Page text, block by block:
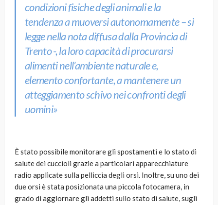
condizioni fisiche degli animali e la
tendenza a muoversi autonomamente –si
legge nella nota diffusa dalla Provincia di
Trento-, la loro capacità di procurarsi
alimenti nell’ambiente naturale e,
elemento confortante, a mantenere un
atteggiamento schivo nei confronti degli
uomini»
È stato possibile monitorare gli spostamenti e lo stato di
salute dei cuccioli grazie a particolari apparecchiature
radio applicate sulla pelliccia degli orsi. Inoltre, su uno dei
due orsi è stata posizionata una piccola fotocamera, in
grado di aggiornare gli addetti sullo stato di salute, sugli